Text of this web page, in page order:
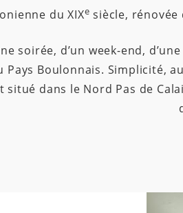
du XIXe siècle,
soirée, d’un week-end,
Pays Boulonnais. Simplicité,
situé dans le Nord Pas de